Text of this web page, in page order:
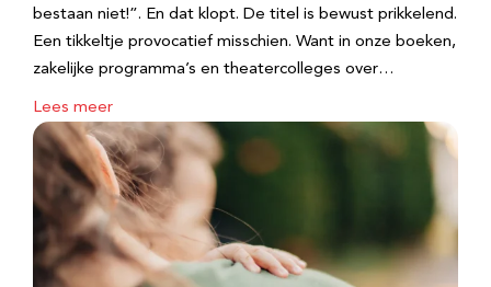
bestaan niet!”. En dat klopt. De titel is bewust prikkelend.
Een tikkeltje provocatief misschien. Want in onze boeken,
zakelijke programma’s en theatercolleges over…
Lees meer